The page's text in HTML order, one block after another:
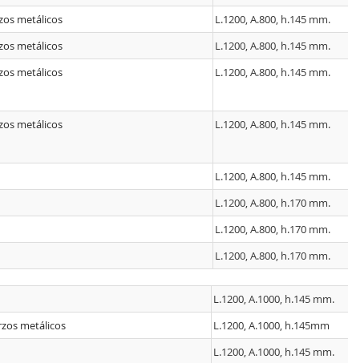
metálicos L.1200, A.800, h.145 mm.
metálicos L.1200, A.800, h.145 mm.
metálicos L.1200, A.800, h.145 mm.
metálicos L.1200, A.800, h.145 mm.
L.1200, A.800, h.145 mm.
L.1200, A.800, h.170 mm.
L.1200, A.800, h.170 mm.
L.1200, A.800, h.170 mm.
L.1200, A.1000, h.145 mm.
metálicos L.1200, A.1000, h.145mm
L.1200, A.1000, h.145 mm.